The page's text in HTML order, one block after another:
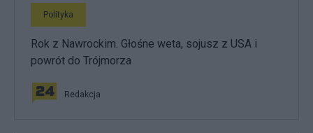
Polityka
Rok z Nawrockim. Głośne weta, sojusz z USA i
powrót do Trójmorza
Redakcja